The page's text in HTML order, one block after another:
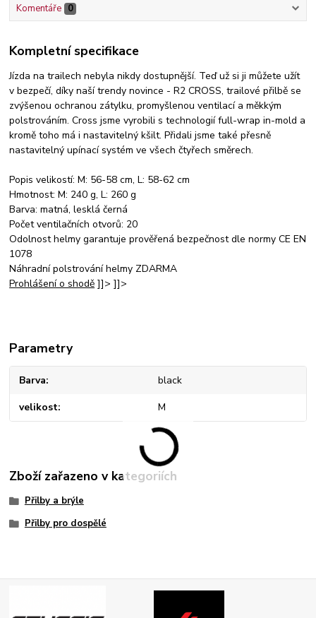
Komentáře 0
Kompletní specifikace
Jízda na trailech nebyla nikdy dostupnější. Teď už si ji můžete užít
v bezpečí, díky naší trendy novince - R2 CROSS, trailové přilbě se
zvýšenou ochranou zátylku, promyšlenou ventilací a měkkým
polstrováním. Cross jsme vyrobili s technologií full-wrap in-mold a
kromě toho má i nastavitelný kšilt. Přidali jsme také přesně
nastavitelný upínací systém ve všech čtyřech směrech.
Popis velikostí: M: 56-58 cm, L: 58-62 cm
Hmotnost: M: 240 g, L: 260 g
Barva: matná, lesklá černá
Počet ventilačních otvorů: 20
Odolnost helmy garantuje prověřená bezpečnost dle normy CE EN
1078
Náhradní polstrování helmy ZDARMA
Prohlášení o shodě ]]> ]]>
Parametry
Barva black
velikost M
Zboží zařazeno v kategoriích
Přilby a brýle
Přilby pro dospělé